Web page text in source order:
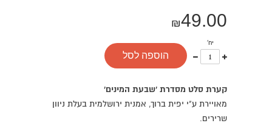
₪49.00
יח'
אחד
פחות
אחד
הוספה לסל
קערת סלט מסדרת 'שבעת המינים'
מאויירת ע"י יפית ברוך, אמנית ירושלמית בעלת ניוון
שרירים.